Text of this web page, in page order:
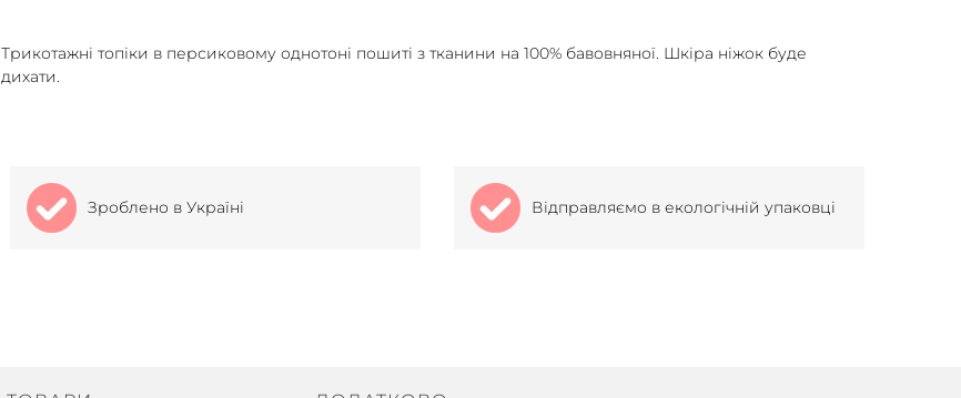
Трикотажні топіки в персиковому однотоні пошиті з тканини на 100% бавовняної. Шкіра ніжок буде
дихати.
Зроблено в Україні Відправляємо в екологічній упаковці